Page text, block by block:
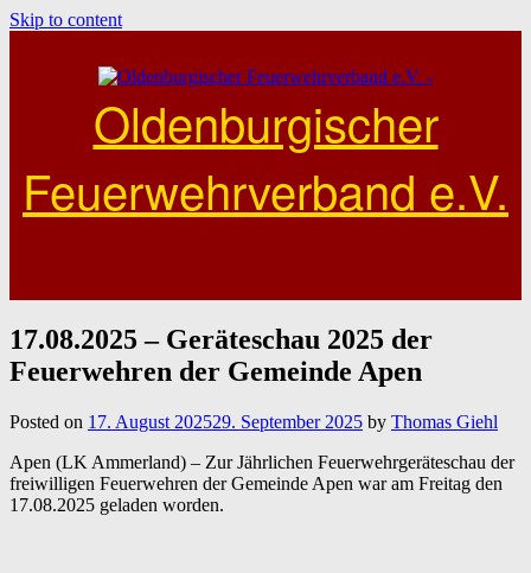
Skip to content
Oldenburgischer
Feuerwehrverband e.V.
17.08.2025 – Geräteschau 2025 der
Feuerwehren der Gemeinde Apen
Posted on 17. August 202529. September 2025 by Thomas Giehl
Apen (LK Ammerland) – Zur Jährlichen Feuerwehrgeräteschau der
freiwilligen Feuerwehren der Gemeinde Apen war am Freitag den
17.08.2025 geladen worden.